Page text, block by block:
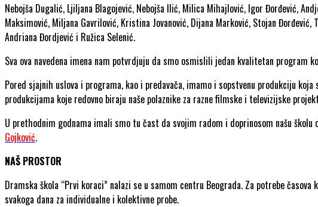
Nebojša Dugalić, Ljiljana Blagojević, Nebojša Ilić, Milica Mihajlović, Igor Đorđević,
Maksimović, Miljana Gavrilović, Kristina Jovanović, Dijana Marković, Stojan
Andriana Đordjević i Ružica Selenić.
Sva ova navedena imena nam potvrdjuju da smo osmislili jedan kvalitetan program
Pored sjajnih uslova i programa, kao i predavača, imamo i sopstvenu produkciju
produkcijama koje redovno biraju naše polaznike za razne filmske i televizijske
U prethodnim godnama imali smo tu čast da svojim radom i doprinosom našu školu
Gojković.
NAŠ PROSTOR
Dramska škola “Prvi koraci” nalazi se u samom centru Beograda. Za potrebe
svakoga dana za individualne i kolektivne probe.